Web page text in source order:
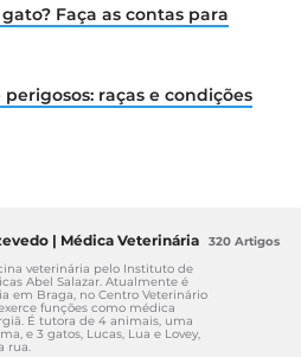
Faça as contas para
raças e condições
| Médica Veterinária
veterinária pelo Instituto de
Abel Salazar. Atualmente é
em Braga, no Centro Veterinário
funções como médica
É tutora de 4 animais, uma
e 3 gatos, Lucas, Lua e Lovey,
rua.
320 Artigos